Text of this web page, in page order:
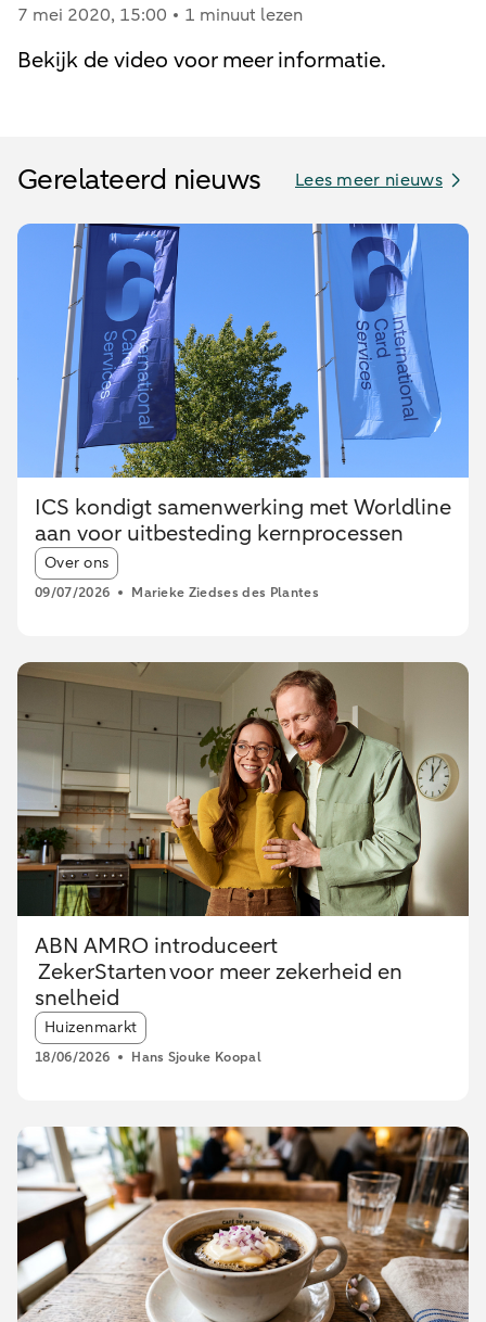
7 mei 2020, 15:00 1 minuut lezen
Bekijk de video voor meer informatie.
Gerelateerd nieuws Lees meer nieuws
ICS kondigt samenwerking met Worldline
aan voor uitbesteding kernprocessen
Article tags:
Over ons
09/07/2026 Marieke Ziedses des Plantes
ABN AMRO introduceert
ZekerStarten voor meer zekerheid en
snelheid
Article tags:
Huizenmarkt
18/06/2026 Hans Sjouke Koopal